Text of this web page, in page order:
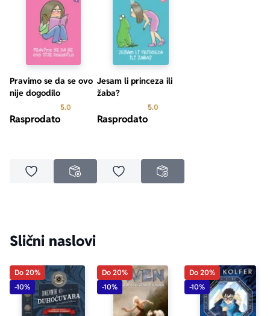
Pravimo se da se ovo
nije dogodilo
5.0 Prosecna ocena je 5.0 od 5
Rasprodato
Dodaj u omiljeneNEDOSTUPNO
Jesam li princeza ili
žaba?
5.0
Rasprodato
Dodaj u omiljeneNEDOSTUPNO
Slični naslovi
Do 20%
-10%
Do 20%
-10%
Do 20%
-10%